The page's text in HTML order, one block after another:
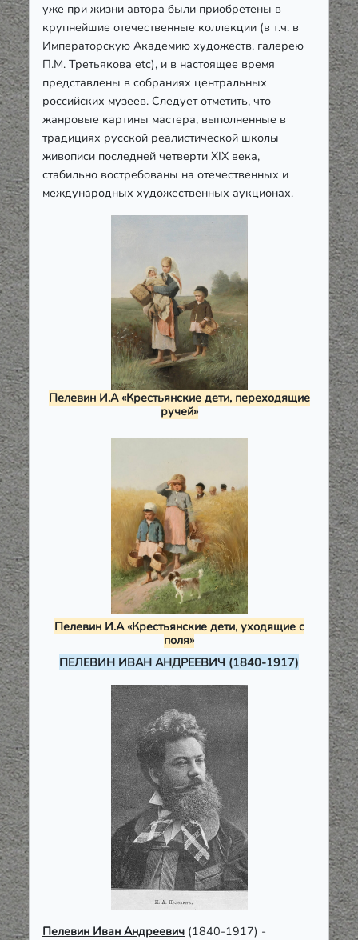
уже при жизни автора были приобретены в
крупнейшие отечественные коллекции (в т.ч. в
Императорскую Академию художеств, галерею
П.М. Третьякова etc), и в настоящее время
представлены в собраниях центральных
российских музеев. Следует отметить, что
жанровые картины мастера, выполненные в
традициях русской реалистической школы
живописи последней четверти ХІХ века,
стабильно востребованы на отечественных и
международных художественных аукционах.
Пелевин И.А «Крестьянские дети, переходящие
ручей»
Пелевин И.А «Крестьянские дети, уходящие с
поля»
ПЕЛЕВИН ИВАН АНДРЕЕВИЧ (1840-1917)
Пелевин Иван Андреевич (1840-1917) -